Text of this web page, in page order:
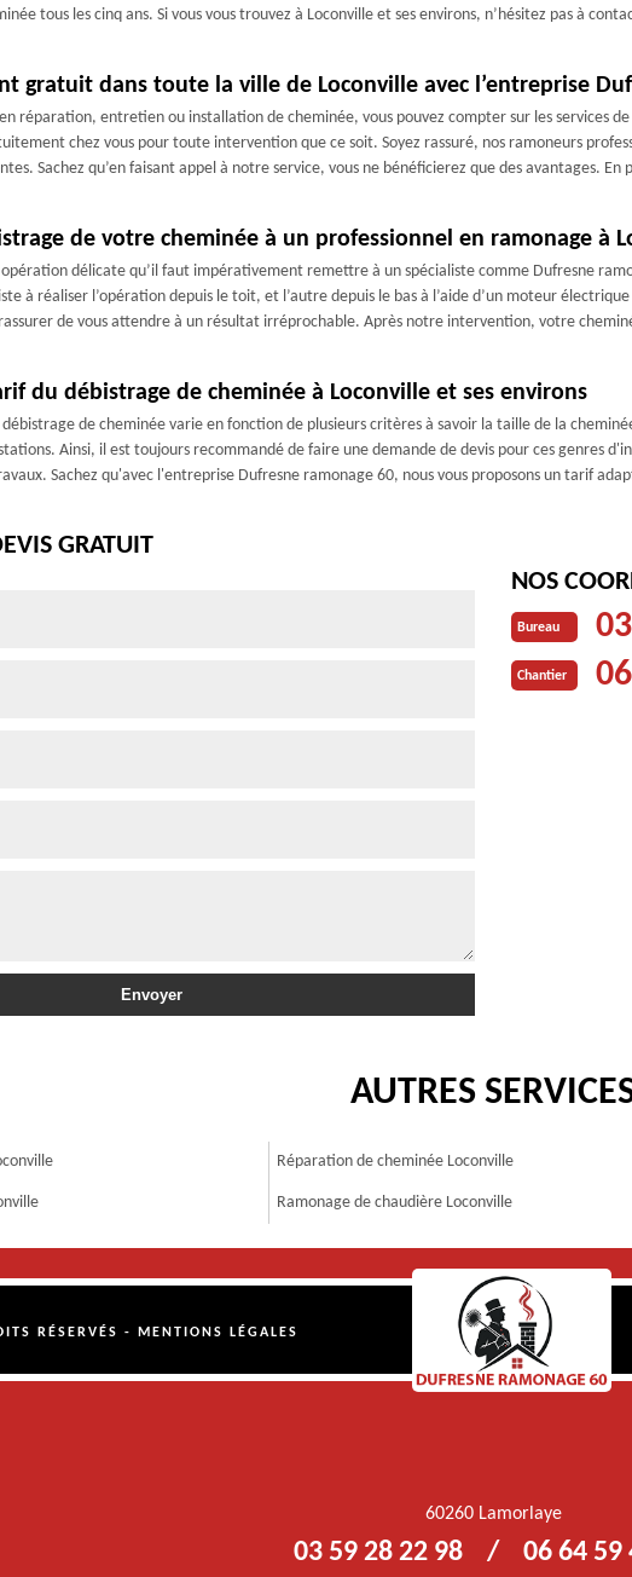
tous les cinq ans. Si vous vous trouvez à Loconville et ses environs, n’hésitez pas à
gratuit dans toute la ville de Loconville avec l’entreprise
en réparation, entretien ou installation de cheminée, vous pouvez compter sur les services
chez vous pour toute intervention que ce soit. Soyez rassuré, nos ramoneurs
Sachez qu’en faisant appel à notre service, vous ne bénéficierez que des avantages.
de votre cheminée à un professionnel en ramonage à
délicate qu’il faut impérativement remettre à un spécialiste comme Dufresne
à réaliser l’opération depuis le toit, et l’autre depuis le bas à l’aide d’un moteur
de vous attendre à un résultat irréprochable. Après notre intervention, votre
du débistrage de cheminée à Loconville et ses environs
de cheminée varie en fonction de plusieurs critères à savoir la taille de la
Ainsi, il est toujours recommandé de faire une demande de devis pour ces genres
Sachez qu'avec l'entreprise Dufresne ramonage 60, nous vous proposons un tarif
GRATUIT
NOS
Bureau
Chantier
AUTRES
Réparation de cheminée Loconville
Ramonage de chaudière Loconville
RÉSERVÉS - MENTIONS LÉGALES
60260 Lamorlaye
03 59 28 22 98 / 06 64 59